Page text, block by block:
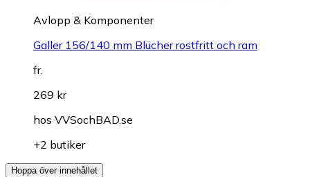
Avlopp & Komponenter
Galler 156/140 mm Blücher rostfritt och ram
fr.
269 kr
hos VVSochBAD.se
+2 butiker
Hoppa över innehållet